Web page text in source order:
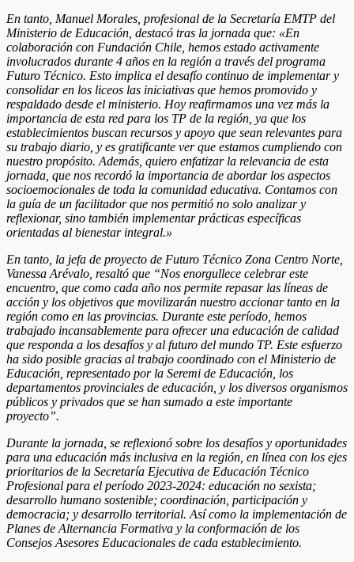
En tanto, Manuel Morales, profesional de la Secretaría EMTP del
Ministerio de Educación, destacó tras la jornada que: «En
colaboración con Fundación Chile, hemos estado activamente
involucrados durante 4 años en la región a través del programa
Futuro Técnico. Esto implica el desafío continuo de implementar y
consolidar en los liceos las iniciativas que hemos promovido y
respaldado desde el ministerio. Hoy reafirmamos una vez más la
importancia de esta red para los TP de la región, ya que los
establecimientos buscan recursos y apoyo que sean relevantes para
su trabajo diario, y es gratificante ver que estamos cumpliendo con
nuestro propósito. Además, quiero enfatizar la relevancia de esta
jornada, que nos recordó la importancia de abordar los aspectos
socioemocionales de toda la comunidad educativa. Contamos con
la guía de un facilitador que nos permitió no solo analizar y
reflexionar, sino también implementar prácticas específicas
orientadas al bienestar integral.»
En tanto, la jefa de proyecto de Futuro Técnico Zona Centro Norte,
Vanessa Arévalo, resaltó que “Nos enorgullece celebrar este
encuentro, que como cada año nos permite repasar las líneas de
acción y los objetivos que movilizarán nuestro accionar tanto en la
región como en las provincias. Durante este período, hemos
trabajado incansablemente para ofrecer una educación de calidad
que responda a los desafíos y al futuro del mundo TP. Este esfuerzo
ha sido posible gracias al trabajo coordinado con el Ministerio de
Educación, representado por la Seremi de Educación, los
departamentos provinciales de educación, y los diversos organismos
públicos y privados que se han sumado a este importante
proyecto”.
Durante la jornada, se reflexionó sobre los desafíos y oportunidades
para una educación más inclusiva en la región, en línea con los ejes
prioritarios de la Secretaría Ejecutiva de Educación Técnico
Profesional para el período 2023-2024: educación no sexista;
desarrollo humano sostenible; coordinación, participación y
democracia; y desarrollo territorial. Así como la implementación de
Planes de Alternancia Formativa y la conformación de los
Consejos Asesores Educacionales de cada establecimiento.